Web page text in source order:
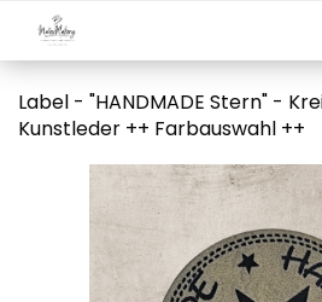
Label - "HANDMADE Stern" -
Kunstleder ++ Farbauswahl ++